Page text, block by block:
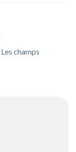
Les champs